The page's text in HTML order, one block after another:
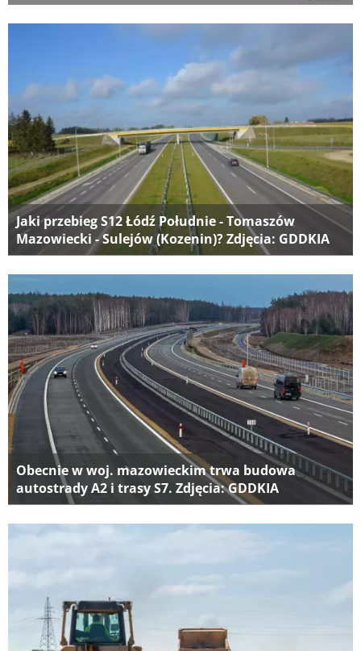
Jaki przebieg S12 Łódź Południe - Tomaszów
Mazowiecki - Sulejów (Kozenin)? Zdjęcia: GDDKIA
Obecnie w woj. mazowieckim trwa budowa
autostrady A2 i trasy S7. Zdjęcia: GDDKIA